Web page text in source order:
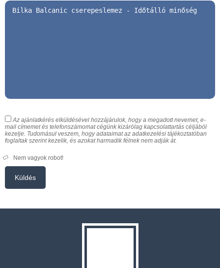
Az ajánlatkérés elküldésével hozzájárulok, hogy a megadott nevemet, e-
mail címemet és telefonszámomat cégünk kizárólag kapcsolattartás céljából
kezelje. Tudomásul veszem, hogy adataimat az adatkezelési tájékoztatóban
foglaltak szerint kezelik, és azokat harmadik félnek nem adják át.
Nem vagyok robot!
Küldés